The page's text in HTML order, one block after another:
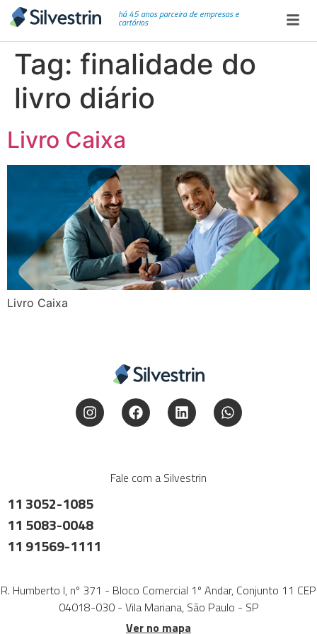
há 45 anos parceira de empresas e
cartórios
Tag: finalidade do
livro diário
Livro Caixa
Livro Caixa
Fale com a Silvestrin
11 3052-1085
11 5083-0048
11 91569-1111
R. Humberto I, nº 371 - Bloco Comercial 1º Andar, Conjunto 11 CEP
04018-030 - Vila Mariana, São Paulo - SP
Ver no mapa